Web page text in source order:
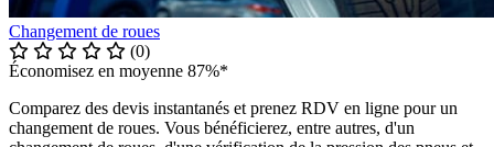
Changement de roues
(0)
Économisez en moyenne 87%*
Comparez des devis instantanés et prenez RDV en ligne pour un
changement de roues. Vous bénéficierez, entre autres, d'un